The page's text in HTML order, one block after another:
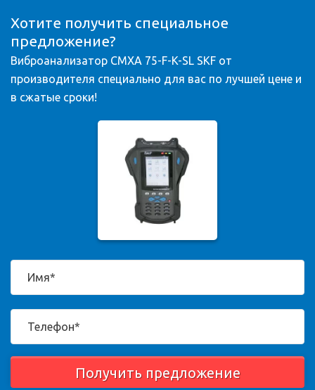
Хотите получить специальное
предложение?
Виброанализатор CMXA 75-F-K-SL SKF от
производителя специально для вас по лучшей цене и
в сжатые сроки!
Получить предложение